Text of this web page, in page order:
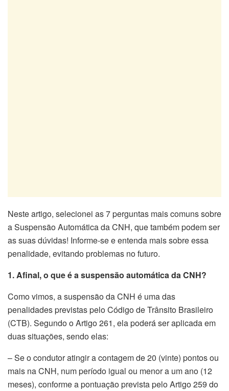
Neste artigo, selecionei as 7 perguntas mais comuns sobre
a Suspensão Automática da CNH, que também podem ser
as suas dúvidas! Informe-se e entenda mais sobre essa
penalidade, evitando problemas no futuro.
1. Afinal, o que é a suspensão automática da CNH?
Como vimos, a suspensão da CNH é uma das
penalidades previstas pelo Código de Trânsito Brasileiro
(CTB). Segundo o Artigo 261, ela poderá ser aplicada em
duas situações, sendo elas:
– Se o condutor atingir a contagem de 20 (vinte) pontos ou
mais na CNH, num período igual ou menor a um ano (12
meses), conforme a pontuação prevista pelo Artigo 259 do